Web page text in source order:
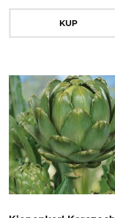
KUP